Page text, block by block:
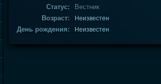
Статус:
Вестник
Возраст:
Неизвестен
День рождения: Неизвестен